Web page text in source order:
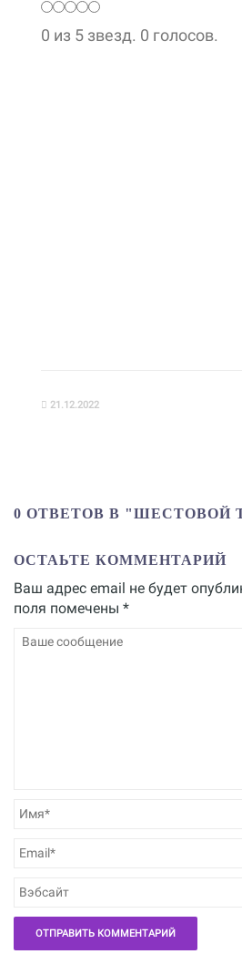
0 из 5 звезд. 0 голосов.
21.12.2022
0 ОТВЕТОВ В "ШЕСТОВОЙ
ОСТАЬТЕ КОММЕНТАРИЙ
Ваш адрес email не будет
поля помечены *